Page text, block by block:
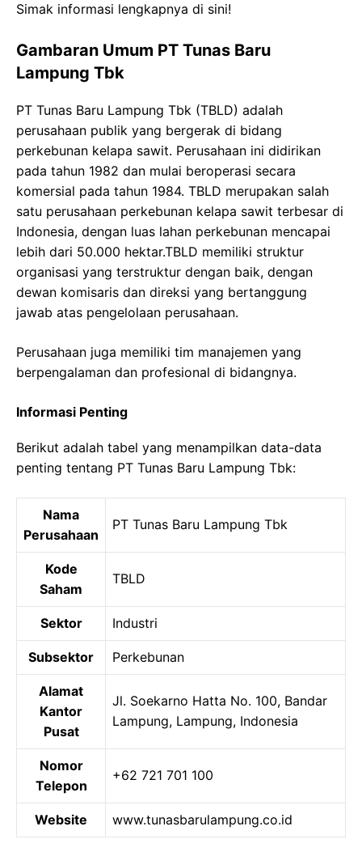
Simak informasi lengkapnya di sini!
Gambaran Umum PT Tunas Baru
Lampung Tbk
PT Tunas Baru Lampung Tbk (TBLD) adalah
perusahaan publik yang bergerak di bidang
perkebunan kelapa sawit. Perusahaan ini didirikan
pada tahun 1982 dan mulai beroperasi secara
komersial pada tahun 1984. TBLD merupakan salah
satu perusahaan perkebunan kelapa sawit terbesar di
Indonesia, dengan luas lahan perkebunan mencapai
lebih dari 50.000 hektar.TBLD memiliki struktur
organisasi yang terstruktur dengan baik, dengan
dewan komisaris dan direksi yang bertanggung
jawab atas pengelolaan perusahaan.
Perusahaan juga memiliki tim manajemen yang
berpengalaman dan profesional di bidangnya.
Informasi Penting
Berikut adalah tabel yang menampilkan data-data
penting tentang PT Tunas Baru Lampung Tbk:
Nama
Perusahaan
PT Tunas Baru Lampung Tbk
Kode
Saham
TBLD
Sektor Industri
Subsektor Perkebunan
Alamat
Kantor
Pusat
Jl. Soekarno Hatta No. 100, Bandar
Lampung, Lampung, Indonesia
Nomor
Telepon
+62 721 701 100
Website www.tunasbarulampung.co.id